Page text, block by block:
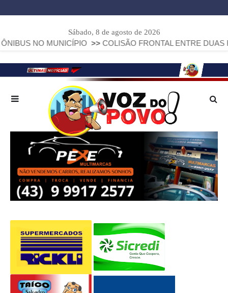
Sábado, 8 de agosto de 2026
>> COLISÃO FRONTAL ENTRE DUAS FIAT